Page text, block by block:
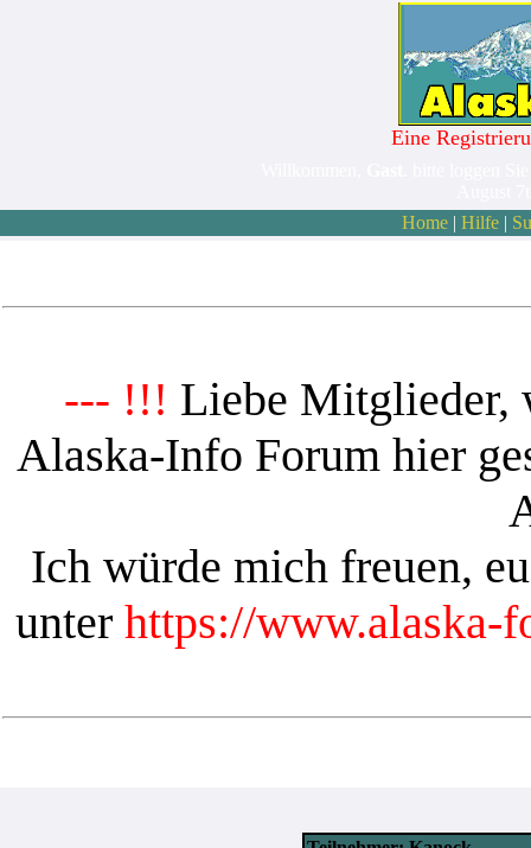
Eine
Home| Hilfe|
--- !!! Liebe Mitglieder,
Alaska-Info Forum hier
Ich würde mich freuen,
unter https://www.alaska-